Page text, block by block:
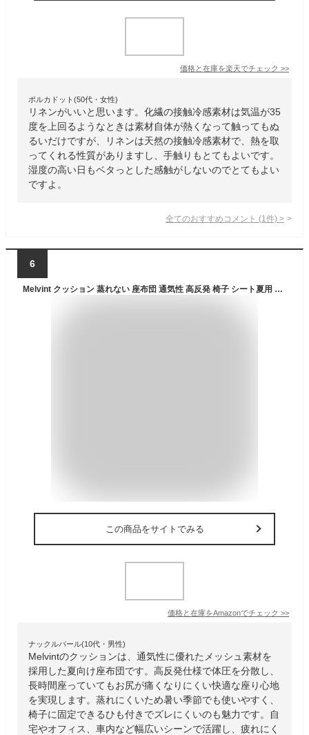
価格と在庫を楽天でチェック >>
ポルカドット(50代・女性)
リネンがいいと思います。化繊の接触冷感素材は気温が35
度を上回るようなときは素材自体が熱くなって触ってもぬ
るいだけですが、リネンは天然の接触冷感素材で、熱を取
ってくれる性質がありますし、手触りもとてもよいです。
湿度の高い日もベタっとした感触がしないのでとてもよい
ですよ。
全てのおすすめコメント (1 件) >
6
Melvint クッション 蒸れない 座布団 通気性 高反発 椅子 シート夏用 ひも付き メッシュ 疲れない お尻が痛くならない 体圧分散 座り心地いい 涼しい 車用 自宅用 (40*40*4cm・グレー)
この商品をサイトでみる
価格と在庫をAmazonでチェック >>
ナックルバール(10代・男性)
Melvintのクッションは、通気性に優れたメッシュ素材を
採用した夏向け座布団です。高反発仕様で体圧を分散し、
長時間座っていてもお尻が痛くなりにくい快適な座り心地
を実現します。蒸れにくいため暑い季節でも使いやすく、
椅子に固定できるひも付きでズレにくいのも魅力です。自
宅やオフィス、車内など幅広いシーンで活躍し、疲れにく